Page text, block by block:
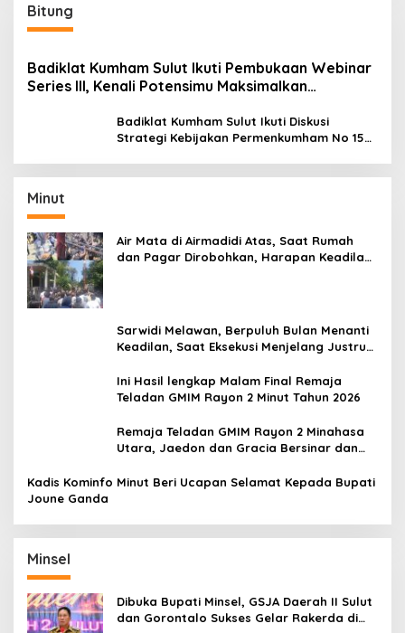
Bitung
Badiklat Kumham Sulut Ikuti Pembukaan Webinar
Series III, Kenali Potensimu Maksimalkan
Badiklat Kumham Sulut Ikuti Diskusi
Strategi Kebijakan Permenkumham No 15
Minut
Air Mata di Airmadidi Atas, Saat Rumah
dan Pagar Dirobohkan, Harapan Keadilan
Sarwidi Melawan, Berpuluh Bulan Menanti
Keadilan, Saat Eksekusi Menjelang Justru
Ini Hasil lengkap Malam Final Remaja
Teladan GMIM Rayon 2 Minut Tahun 2026
Remaja Teladan GMIM Rayon 2 Minahasa
Utara, Jaedon dan Gracia Bersinar dan
Kadis Kominfo Minut Beri Ucapan Selamat Kepada Bupati
Joune Ganda
Minsel
Dibuka Bupati Minsel, GSJA Daerah II Sulut
dan Gorontalo Sukses Gelar Rakerda di